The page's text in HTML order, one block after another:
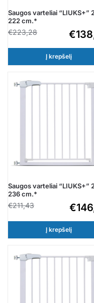
Saugos varteliai “LIUKS+”
222 cm.*
€223,28 €
Į krepšelį
Saugos varteliai “LIUKS+”
236 cm.*
€211,43 €
Į krepšelį